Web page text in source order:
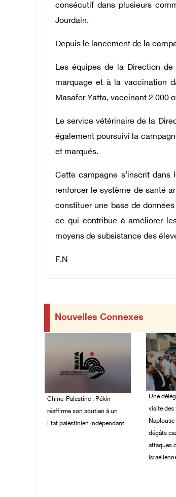
consécutif dans plusieurs
Jourdain.
Depuis le lancement de la
Les équipes de la Direction
marquage et à la vaccination
Masafer Yatta, vaccinant 2 000
Le service vétérinaire de la
également poursuivi la
et marqués.
Cette campagne s’inscrit
renforcer le système de santé
constituer une base de
ce qui contribue à améliorer
moyens de subsistance des
F.N
Nouvelles Connexes
Chine-Palestine : Pékin
réaffirme son soutien à un
État palestinien indépendant
Une
visite des
Naplouse
dégâts
attaques